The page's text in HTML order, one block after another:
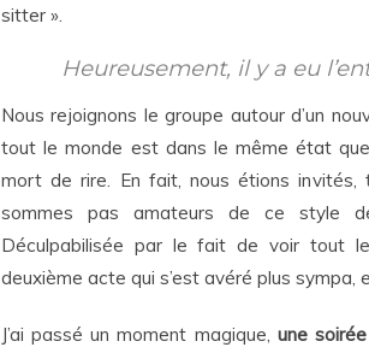
sitter ».
Heureusement, il y a eu
Nous rejoignons le groupe autour d’un
tout le monde est dans le même état
mort de rire. En fait, nous étions invités,
sommes pas amateurs de ce style
Déculpabilisée par le fait de voir tout
deuxième acte qui s’est avéré plus
J’ai passé un moment magique, une